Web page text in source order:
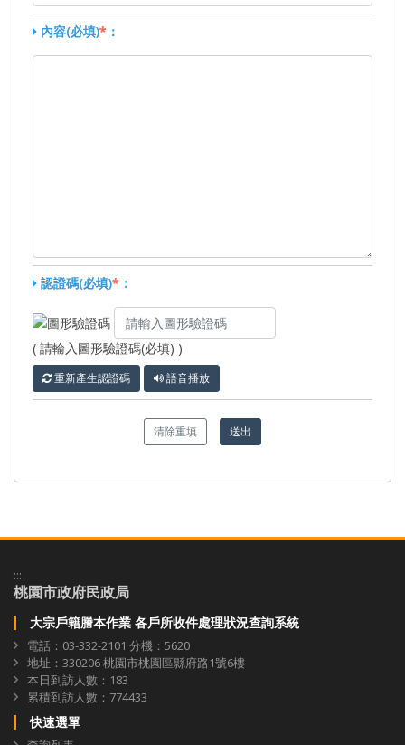
內容(必填)* ：
認證碼(必填)* ：
( 請輸入圖形驗證碼(必填) )
重新產生認證碼 語音播放
清除重填 送出
:::
桃園市政府民政局
大宗戶籍謄本作業 各戶所收件處理狀況查詢系統
電話：03-332-2101 分機：5620
地址：330206 桃園市桃園區縣府路1號6樓
本日到訪人數：183
累積到訪人數：774433
快速選單